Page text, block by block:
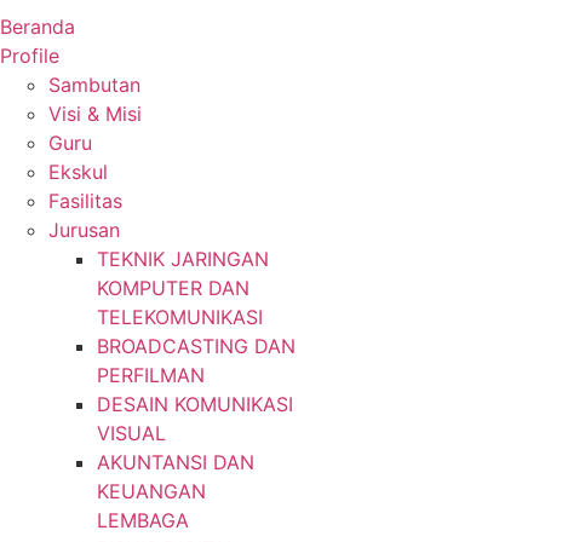
Beranda
Profile
Sambutan
Visi & Misi
Guru
Ekskul
Fasilitas
Jurusan
TEKNIK JARINGAN
KOMPUTER DAN
TELEKOMUNIKASI
BROADCASTING DAN
PERFILMAN
DESAIN KOMUNIKASI
VISUAL
AKUNTANSI DAN
KEUANGAN
LEMBAGA